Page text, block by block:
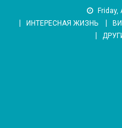
Friday,
ИНТЕРЕСНАЯ ЖИЗНЬ